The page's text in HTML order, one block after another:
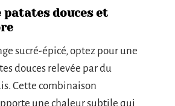
patates douces et
sucré-épicé, optez pour une
douces relevée par du
Cette combinaison
une chaleur subtile qui